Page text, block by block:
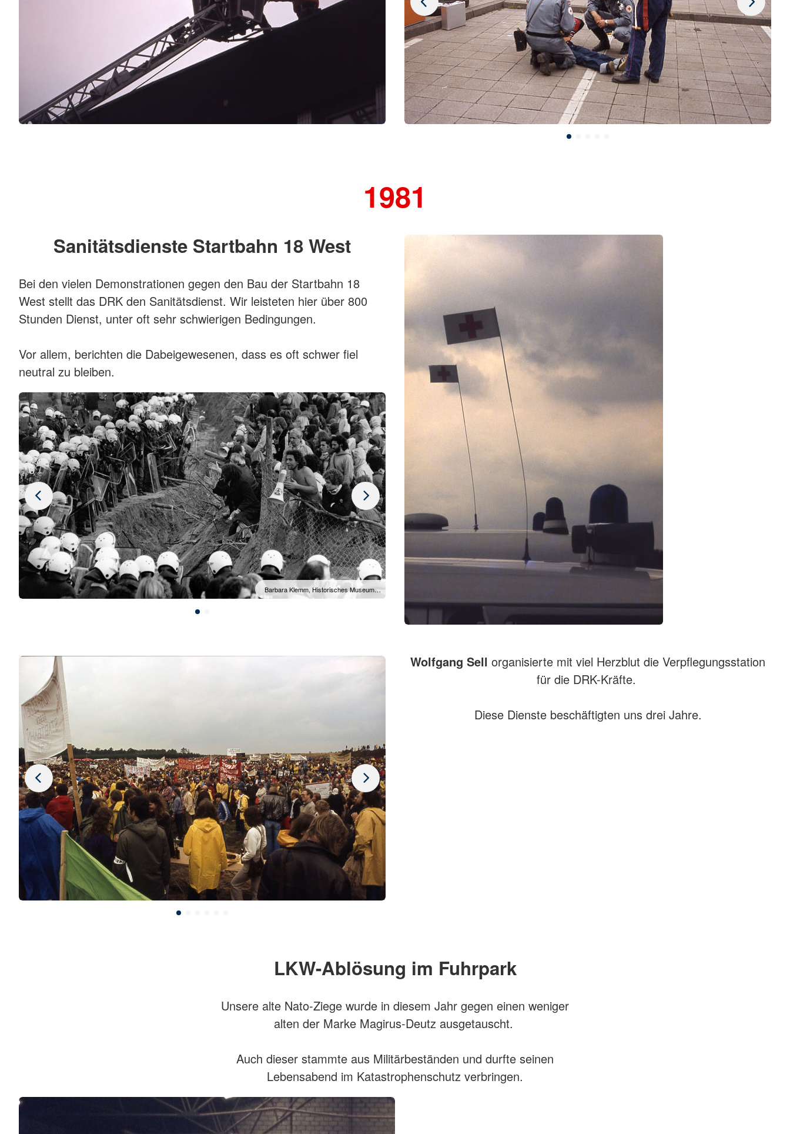
1981
Barbara Klemm, Historisches Museum…
Sanitätsdienste Startbahn 18 West
Bei den vielen Demonstrationen gegen den Bau der Startbahn 18
West stellt das DRK den Sanitätsdienst. Wir leisteten hier über 800
Stunden Dienst, unter oft sehr schwierigen Bedingungen.
Vor allem, berichten die Dabeigewesenen, dass es oft schwer fiel
neutral zu bleiben.
Wolfgang Sell organisierte mit viel Herzblut die Verpflegungsstation
für die DRK-Kräfte.
Diese Dienste beschäftigten uns drei Jahre.
LKW-Ablösung im Fuhrpark
Unsere alte Nato-Ziege wurde in diesem Jahr gegen einen weniger
alten der Marke Magirus-Deutz ausgetauscht.
Auch dieser stammte aus Militärbeständen und durfte seinen
Lebensabend im Katastrophenschutz verbringen.